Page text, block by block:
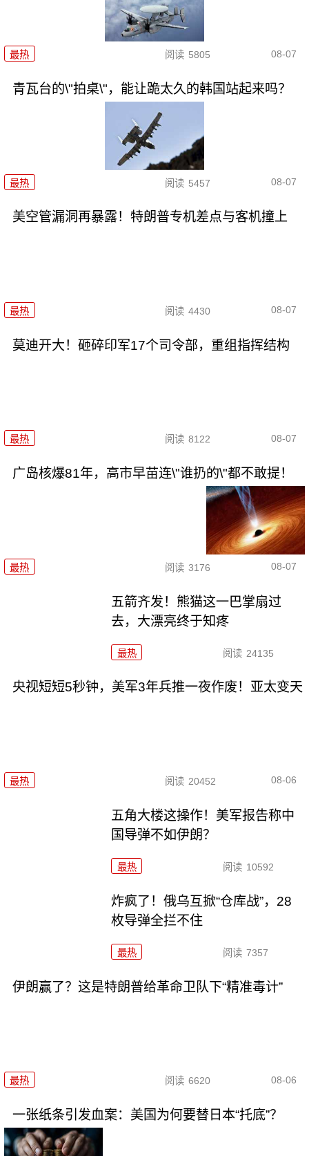
最热 阅读 5805 08-07
青瓦台的\"拍桌\"，能让跪太久的韩国站起来吗？
最热 阅读 5457 08-07
美空管漏洞再暴露！特朗普专机差点与客机撞上
最热 阅读 4430 08-07
莫迪开大！砸碎印军17个司令部，重组指挥结构
最热 阅读 8122 08-07
广岛核爆81年，高市早苗连\"谁扔的\"都不敢提！
最热 阅读 3176 08-07
五箭齐发！熊猫这一巴掌扇过
去，大漂亮终于知疼
最热 阅读 24135
央视短短5秒钟，美军3年兵推一夜作废！亚太变天
最热 阅读 20452 08-06
五角大楼这操作！美军报告称中
国导弹不如伊朗？
最热 阅读 10592
炸疯了！俄乌互掀“仓库战”，28
枚导弹全拦不住
最热 阅读 7357
伊朗赢了？这是特朗普给革命卫队下“精准毒计”
最热 阅读 6620 08-06
一张纸条引发血案：美国为何要替日本“托底”？